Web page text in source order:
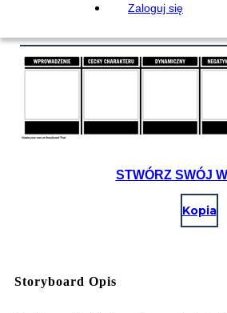
Zaloguj się
STWÓRZ SWÓJ
Kopia
Storyboard Opis